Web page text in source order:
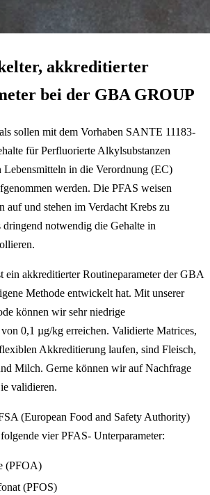
akkreditierter
bei der GBA GROUP
sollen mit dem Vorhaben SANTE 11183-
für Perfluorierte Alkylsubstanzen
Lebensmitteln in die Verordnung (EC)
werden. Die PFAS weisen
auf und stehen im Verdacht Krebs zu
dringend notwendig die Gehalte in
akkreditierter Routineparameter der GBA
Methode entwickelt hat. Mit unserer
können wir sehr niedrige
0,1 µg/kg erreichen. Validierte Matrices,
Akkreditierung laufen, sind Fleisch,
Milch. Gerne können wir auf Nachfrage
validieren.
(European Food and Safety Authority)
vier PFAS- Unterparameter:
(PFOA)
(PFOS)